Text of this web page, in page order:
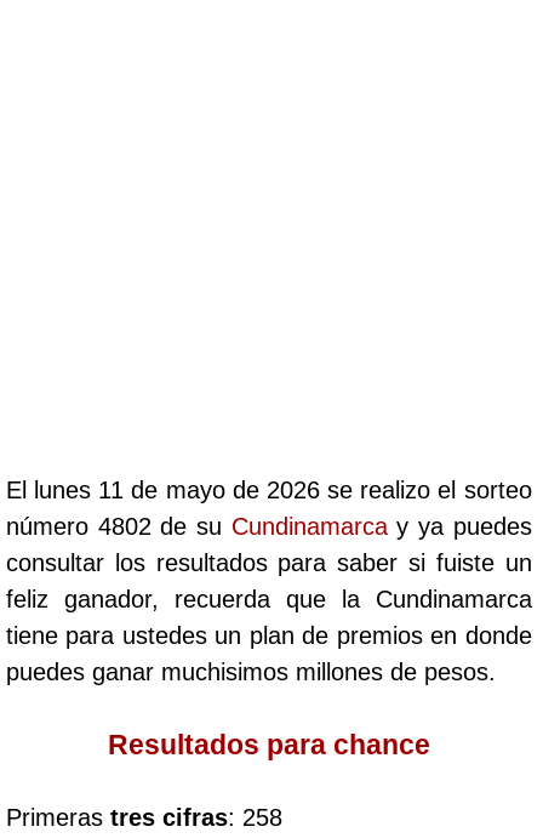
Cafeterito Noche
Caribeña Día
Caribeña Noche
El lunes 11 de mayo de 2026 se realizo el sorteo
número 4802 de su Cundinamarcay ya puedes
consultar los resultados para saber si fuiste un
feliz ganador, recuerda que la Cundinamarca
tiene para ustedes un plan de premios en donde
puedes ganar muchisimos millones de pesos.
Resultados para chance
Primeras tres cifras: 258